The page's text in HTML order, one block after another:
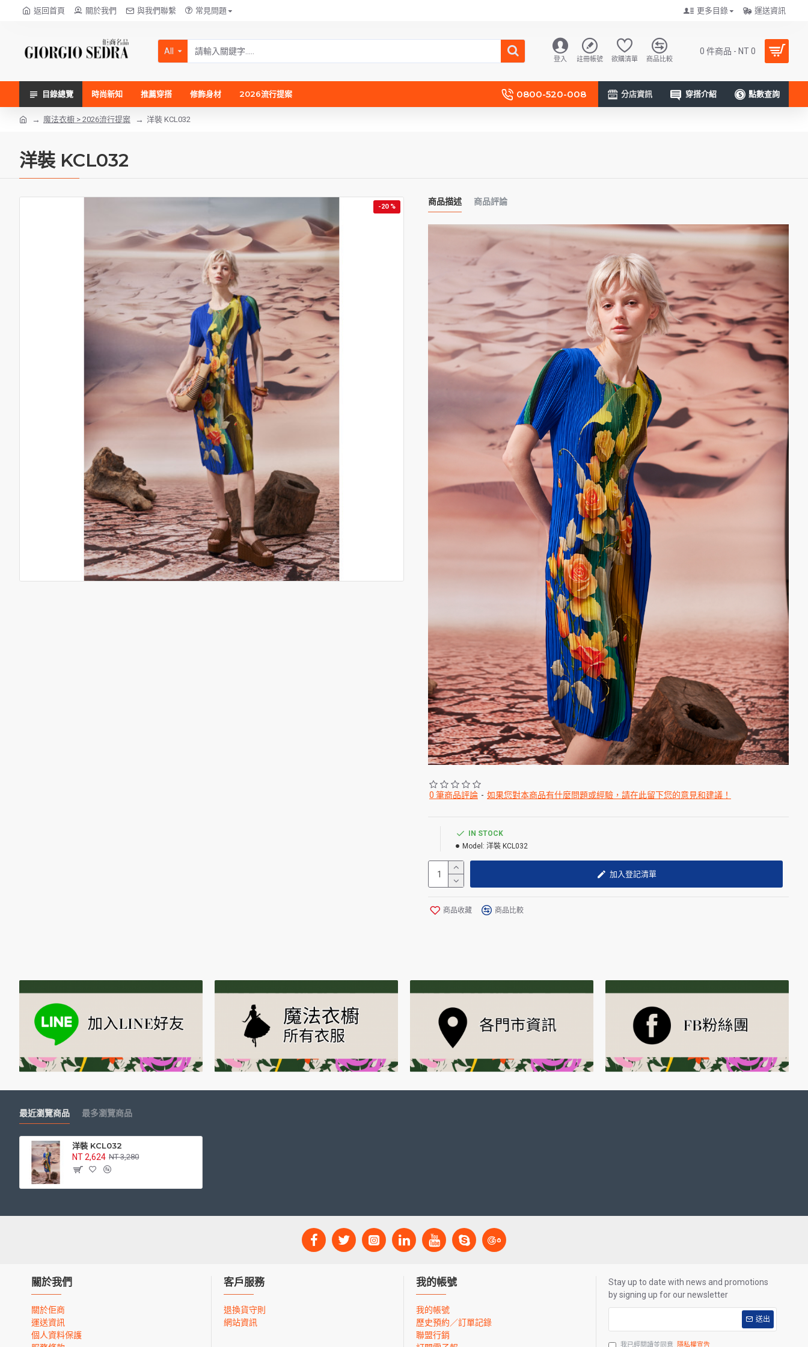
返回首頁 關於我們 與我們聯繫 常見問題 更多目錄 運送資訊
All
登入 註冊帳號 欲購清單 商品比較
0 件商品 - NT 0
目錄總覽 時尚新知 推薦穿搭 修飾身材 2026流行提案 0800-520-008 分店資訊 穿搭介紹 點數查詢
魔法衣櫥 > 2026流行提案 洋裝 KCL032
洋裝 KCL032
-20 % 商品描述 商品評論
0 筆商品評論 - 如果您對本商品有什麼問題或經驗，請在此留下您的意見和建議！
IN STOCK
Model: 洋裝 KCL032
加入登記清單
商品收藏 商品比較
最近瀏覽商品 最多瀏覽商品
洋裝 KCL032
NT 2,624 NT 3,280
關於我們
關於佢商
運送資訊
個人資料保護
客戶服務
退換貨守則
網站資訊
我的帳號
我的帳號
歷史預約／訂單記錄
聯盟行銷
Stay up to date with news and promotions
by signing up for our newsletter
送出
我已經閱讀並同意 隱私權宣告